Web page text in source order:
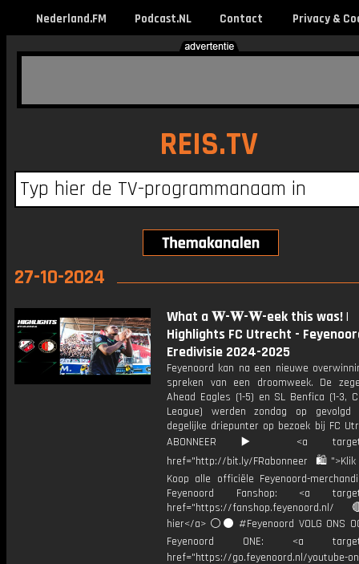
Nederland.FM Podcast.NL Contact Privacy &
REIS.TV
27-10-2024
What a 𝐖-𝐖-𝐖-eek this was! |
Highlights FC Utrecht -
Eredivisie 2024-2025
Feyenoord kan na een nieuwe
spreken van een droomweek. De
Ahead Eagles (1-5) en SL Benfica (1-3,
League) werden zondag op
degelijke driepunter op bezoek bij FC
ABONNEER ▶️ <a
href="http://bit.ly/FRabonneer
Koop alle officiële Feyenoord-
Feyenoord Fanshop: <a
href="https://
hier</a> ⚪️⚫ #Feyenoord VOLG ONS
Feyenoord ONE: <a
href="https://go.feyenoord.nl/youtube-